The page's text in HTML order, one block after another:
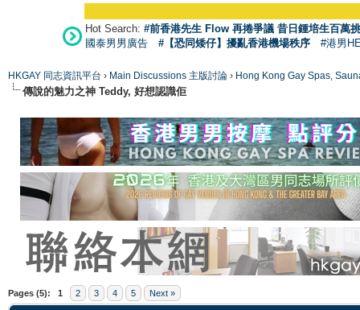
Hot Search: #前香港先生 Flow 再捲爭議 昔日鍾培生百萬
國泰男男廣告
#【恐同矮仔】擾亂香港機場秩序 #港男
HKGAY 同志資訊平台 › Main Discussions 主版討論 › Hong Kong Gay Spas,
傳說的魅力之神 Teddy, 好想認識佢
Pages (5): 1 2 3 4 5 Next »